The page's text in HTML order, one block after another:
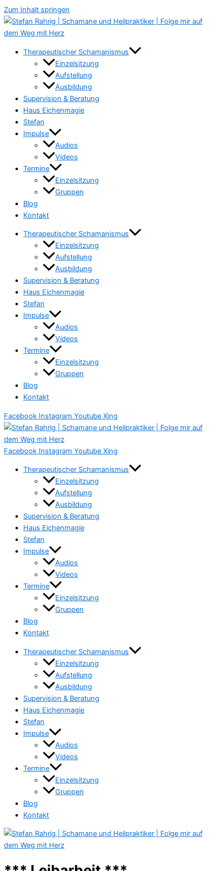
Zum Inhalt springen
Therapeutischer Schamanismus
Einzelsitzung
Aufstellung
Ausbildung
Supervision & Beratung
Haus Eichenmagie
Stefan
Impulse
Audios
Videos
Termine
Einzelsitzung
Gruppen
Blog
Kontakt
Therapeutischer Schamanismus
Einzelsitzung
Aufstellung
Ausbildung
Supervision & Beratung
Haus Eichenmagie
Stefan
Impulse
Audios
Videos
Termine
Einzelsitzung
Gruppen
Blog
Kontakt
Facebook Instagram Youtube Xing
Facebook Instagram Youtube Xing
Therapeutischer Schamanismus
Einzelsitzung
Aufstellung
Ausbildung
Supervision & Beratung
Haus Eichenmagie
Stefan
Impulse
Audios
Videos
Termine
Einzelsitzung
Gruppen
Blog
Kontakt
Therapeutischer Schamanismus
Einzelsitzung
Aufstellung
Ausbildung
Supervision & Beratung
Haus Eichenmagie
Stefan
Impulse
Audios
Videos
Termine
Einzelsitzung
Gruppen
Blog
Kontakt